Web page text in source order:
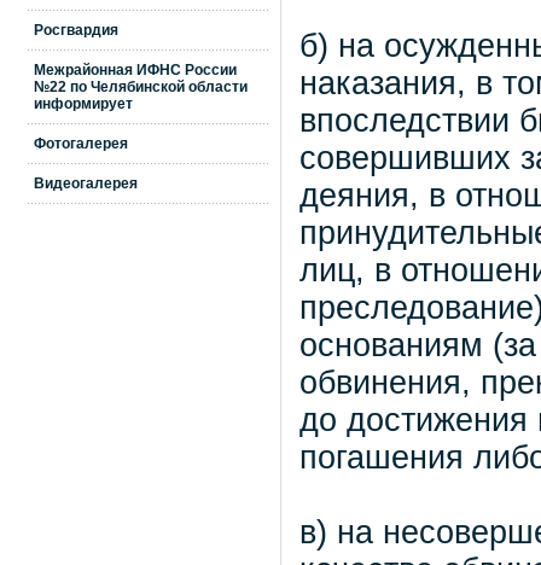
Росгвардия
Межрайонная ИФНС России
№22 по Челябинской области
информирует
Фотогалерея
Видеогалерея
б) на
наказания, в
впоследствии
совершивших
деяния, в
лиц, в
основаниям
обвинения,
до достижения
погашения
в) на